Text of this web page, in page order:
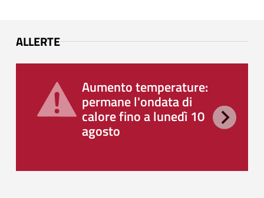
ALLERTE
Aumento temperature:
permane l'ondata di
calore fino a lunedì 10
agosto